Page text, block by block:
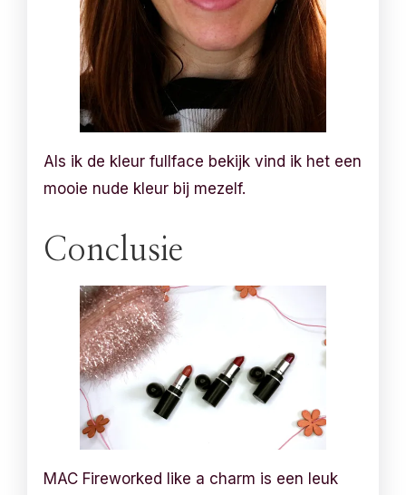
Als ik de kleur fullface bekijk vind ik het een
mooie nude kleur bij mezelf.
Conclusie
MAC Fireworked like a charm is een leuk